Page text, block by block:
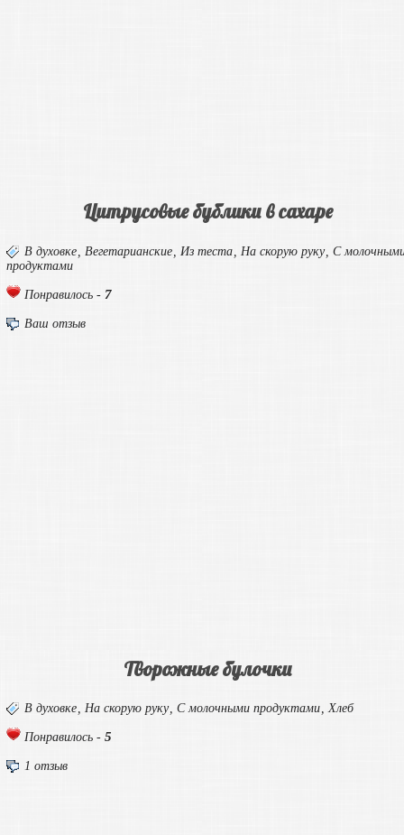
Цитрусовые бублики в сахаре
В духовке Вегетарианские Из теста На скорую руку, С
продуктами
Понравилось -7
Ваш отзыв
Творожные булочки
В духовке, На скорую руку, С молочными продуктами,Хлеб
Понравилось -5
1 отзыв